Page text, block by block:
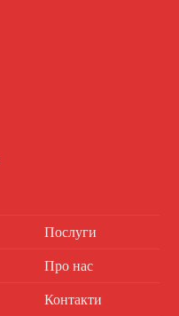
Послуги
Про нас
Контакти